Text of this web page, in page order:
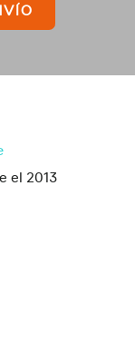
el 2013